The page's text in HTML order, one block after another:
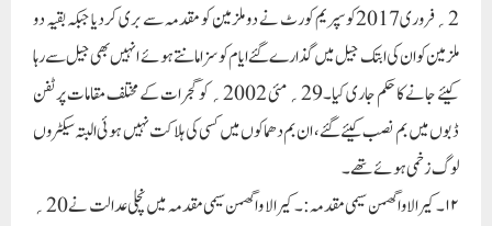
2؍فروری2017کو سپریم کورٹ نے دو ملزمین کو مقدمہ سے بری کردیا جبکہ بقیہ دو
ملزمین کو ان کی ابتک جیل میں گذارے گئے ایام کو سزا مانتے ہو ئے انہیں بھی جیل سے رہا
کیئے جانے کا حکم جاری کیا۔29؍ مئی 2002؍ کو گجرات کے مختلف مقامات پر ٹفن
ڈبوں میں بم نصب کیئے گئے ، ان بم دھماکوں میں کسی کی ہلاکت نہیں ہوئی البتہ سیکٹروں
لوگ زخمی ہوئے تھے۔
۱۲۔کیرالا واگھمن سیمی مقدمہ:۔ کیرالا واگھمن سیمی مقدمہ میں نچلی عدالت نے 20؍